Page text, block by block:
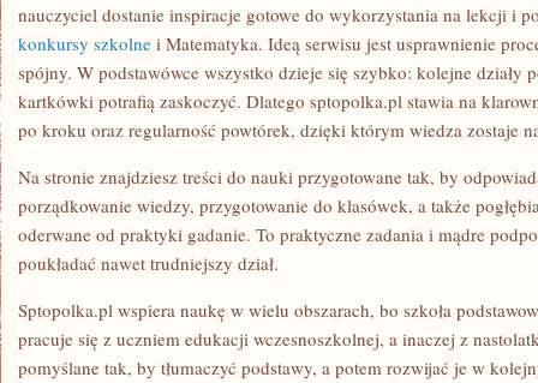
nauczyciel dostanie inspiracje gotowe do wykorzystania na lekcji i
konkursy szkolne i Matematyka. Ideą serwisu jest usprawnienie
spójny. W podstawówce wszystko dzieje się szybko: kolejne działy
kartkówki potrafią zaskoczyć. Dlatego sptopolka.pl stawia na
po kroku oraz regularność powtórek, dzięki którym wiedza zostaje
Na stronie znajdziesz treści do nauki przygotowane tak, by
porządkowanie wiedzy, przygotowanie do klasówek, a także
oderwane od praktyki gadanie. To praktyczne zadania i mądre
poukładać nawet trudniejszy dział.
Sptopolka.pl wspiera naukę w wielu obszarach, bo szkoła
pracuje się z uczniem edukacji wczesnoszkolnej, a inaczej z
pomyślane tak, by tłumaczyć podstawy, a potem rozwijać je w